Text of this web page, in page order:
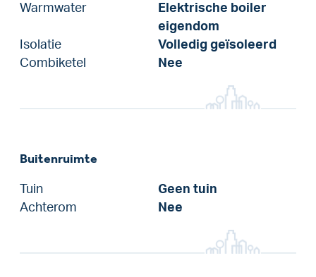
Warmwater
Elektrische boiler
eigendom
Isolatie
Volledig geïsoleerd
Combiketel
Nee
Buitenruimte
Tuin
Geen tuin
Achterom
Nee